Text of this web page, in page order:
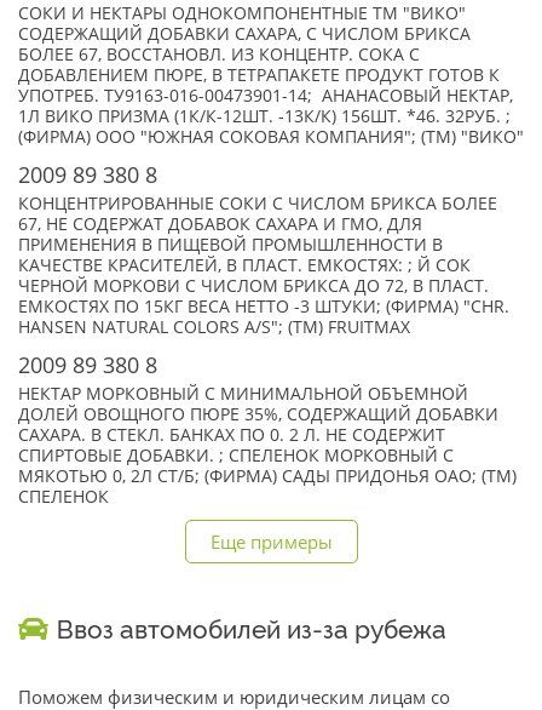
СОКИ И НЕКТАРЫ ОДНОКОМПОНЕНТНЫЕ ТМ "ВИКО"
СОДЕРЖАЩИЙ ДОБАВКИ САХАРА, С ЧИСЛОМ БРИКСА
БОЛЕЕ 67, ВОССТАНОВЛ. ИЗ КОНЦЕНТР. СОКА С
ДОБАВЛЕНИЕМ ПЮРЕ, В ТЕТРАПАКЕТЕ ПРОДУКТ ГОТОВ К
УПОТРЕБ. ТУ9163-016-00473901-14; АНАНАСОВЫЙ НЕКТАР,
1Л ВИКО ПРИЗМА (1К/К-12ШТ. -13К/К) 156ШТ. *46. 32РУБ. ;
(ФИРМА) ООО "ЮЖНАЯ СОКОВАЯ КОМПАНИЯ"; (TM) "ВИКО"
2009 89 380 8
КОНЦЕНТРИРОВАННЫЕ СОКИ С ЧИСЛОМ БРИКСА БОЛЕЕ
67, НЕ СОДЕРЖАТ ДОБАВОК САХАРА И ГМО, ДЛЯ
ПРИМЕНЕНИЯ В ПИЩЕВОЙ ПРОМЫШЛЕННОСТИ В
КАЧЕСТВЕ КРАСИТЕЛЕЙ, В ПЛАСТ. ЕМКОСТЯХ: ; Й СОК
ЧЕРНОЙ МОРКОВИ С ЧИСЛОМ БРИКСА ДО 72, В ПЛАСТ.
ЕМКОСТЯХ ПО 15КГ ВЕСА НЕТТО -3 ШТУКИ; (ФИРМА) "CHR.
HANSEN NATURAL COLORS A/S"; (TM) FRUITMAX
2009 89 380 8
НЕКТАР МОРКОВНЫЙ С МИНИМАЛЬНОЙ ОБЪЕМНОЙ
ДОЛЕЙ ОВОЩНОГО ПЮРЕ 35%, СОДЕРЖАЩИЙ ДОБАВКИ
САХАРА. В СТЕКЛ. БАНКАХ ПО 0. 2 Л. НЕ СОДЕРЖИТ
СПИРТОВЫЕ ДОБАВКИ. ; СПЕЛЕНОК МОРКОВНЫЙ С
МЯКОТЬЮ 0, 2Л СТ/Б; (ФИРМА) САДЫ ПРИДОНЬЯ ОАО; (TM)
СПЕЛЕНОК
Еще примеры
Ввоз автомобилей из-за рубежа
Поможем физическим и юридическим лицам со